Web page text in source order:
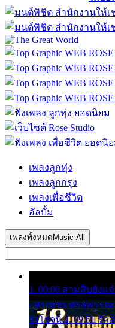
เพลงลูกทุ่ง
เพลงลูกกรุง
เพลงเพื่อชีวิต
อัลบั้ม
เพลงทั้งหมด Music All
1. 00:00 สามสิบยังแ
- ศรเพชร ศรสุพรรณ
รุ่งโรจน์ 4. 09:51 รั